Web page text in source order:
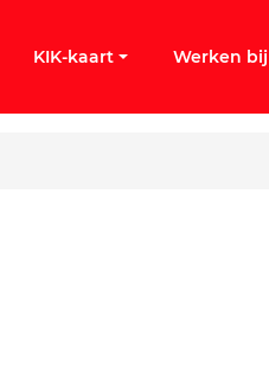
KIK-kaart Werken bij